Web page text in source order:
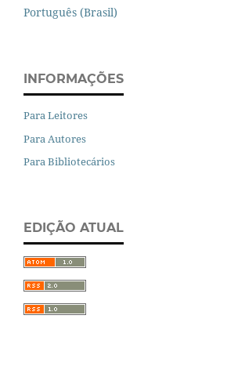
Português (Brasil)
INFORMAÇÕES
Para Leitores
Para Autores
Para Bibliotecários
EDIÇÃO ATUAL